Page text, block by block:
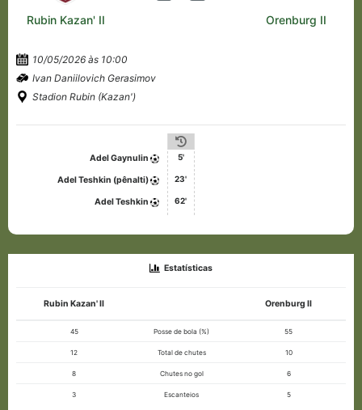
Rubin Kazan' II Orenburg II
10/05/2026 às 10:00
Ivan Daniilovich Gerasimov
Stadion Rubin (Kazan')
Adel Gaynulin 5'
Adel Teshkin (pênalti) 23'
Adel Teshkin 62'
Estatísticas
Rubin Kazan' II Orenburg II
45 Posse de bola (%) 55
12 Total de chutes 10
8 Chutes no gol 6
3 Escanteios 5